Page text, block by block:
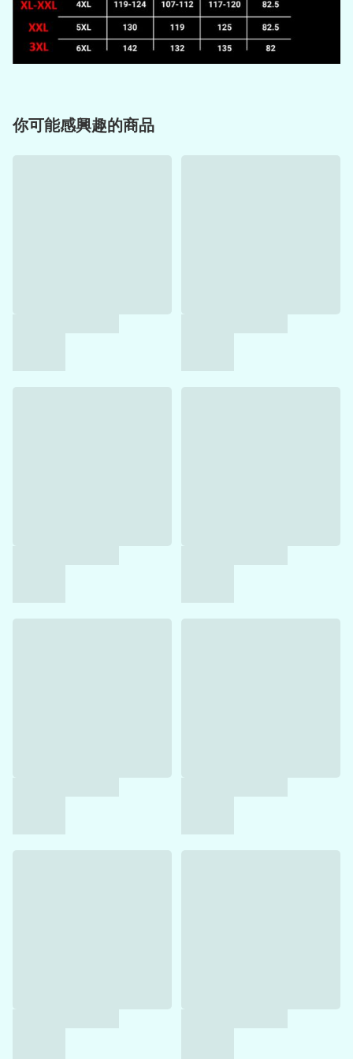
你可能感興趣的商品